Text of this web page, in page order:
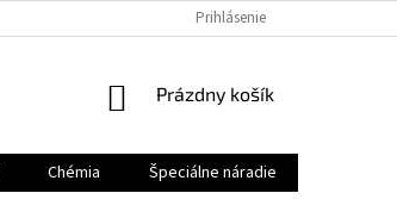
Prihlásenie
NÁKUPNÝ
Prázdny košík
Chémia Špeciálne náradie